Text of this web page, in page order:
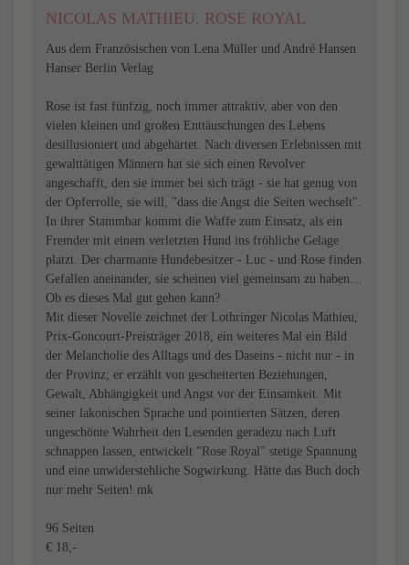
NICOLAS MATHIEU. ROSE ROYAL
Aus dem Französischen von Lena Müller und André Hansen
Hanser Berlin Verlag
Rose ist fast fünfzig, noch immer attraktiv, aber von den
vielen kleinen und großen Enttäuschungen des Lebens
desillusioniert und abgehärtet. Nach diversen Erlebnissen mit
gewalttätigen Männern hat sie sich einen Revolver
angeschafft, den sie immer bei sich trägt - sie hat genug von
der Opferrolle, sie will, "dass die Angst die Seiten wechselt".
In ihrer Stammbar kommt die Waffe zum Einsatz, als ein
Fremder mit einem verletzten Hund ins fröhliche Gelage
platzt. Der charmante Hundebesitzer - Luc - und Rose finden
Gefallen aneinander, sie scheinen viel gemeinsam zu haben…
Ob es dieses Mal gut gehen kann?
Mit dieser Novelle zeichnet der Lothringer Nicolas Mathieu,
Prix-Goncourt-Preisträger 2018, ein weiteres Mal ein Bild
der Melancholie des Alltags und des Daseins - nicht nur - in
der Provinz; er erzählt von gescheiterten Beziehungen,
Gewalt, Abhängigkeit und Angst vor der Einsamkeit. Mit
seiner lakonischen Sprache und pointierten Sätzen, deren
ungeschönte Wahrheit den Lesenden geradezu nach Luft
schnappen lassen, entwickelt "Rose Royal" stetige Spannung
und eine unwiderstehliche Sogwirkung. Hätte das Buch doch
nur mehr Seiten! mk
96 Seiten
€ 18,-